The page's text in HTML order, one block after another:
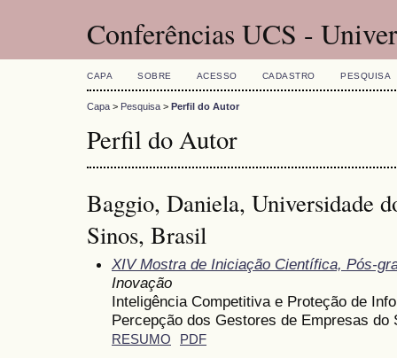
Conferências UCS -
CAPA SOBRE ACESSO CADASTRO PESQUISA
Capa > Pesquisa > Perfil do Autor
Perfil do Autor
Baggio, Daniela, Universidade
Sinos, Brasil
XIV Mostra de Iniciação Científica, Pós-
Inovação
Inteligência Competitiva e Proteção de
Percepção dos Gestores de Empresas do
RESUMO PDF